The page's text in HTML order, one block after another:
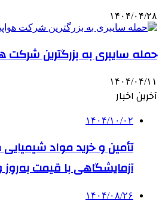
۱۴۰۴/۰۴/۲۸
حمله سایبری به بزرگترین شرکت
۱۴۰۴/۰۴/۱۱
آخرین اخبار
۱۴۰۴/۱۰/۰۲
تأمین و خرید مواد
آزمایشگاهی با قیمت
۱۴۰۴/۰۸/۲۶